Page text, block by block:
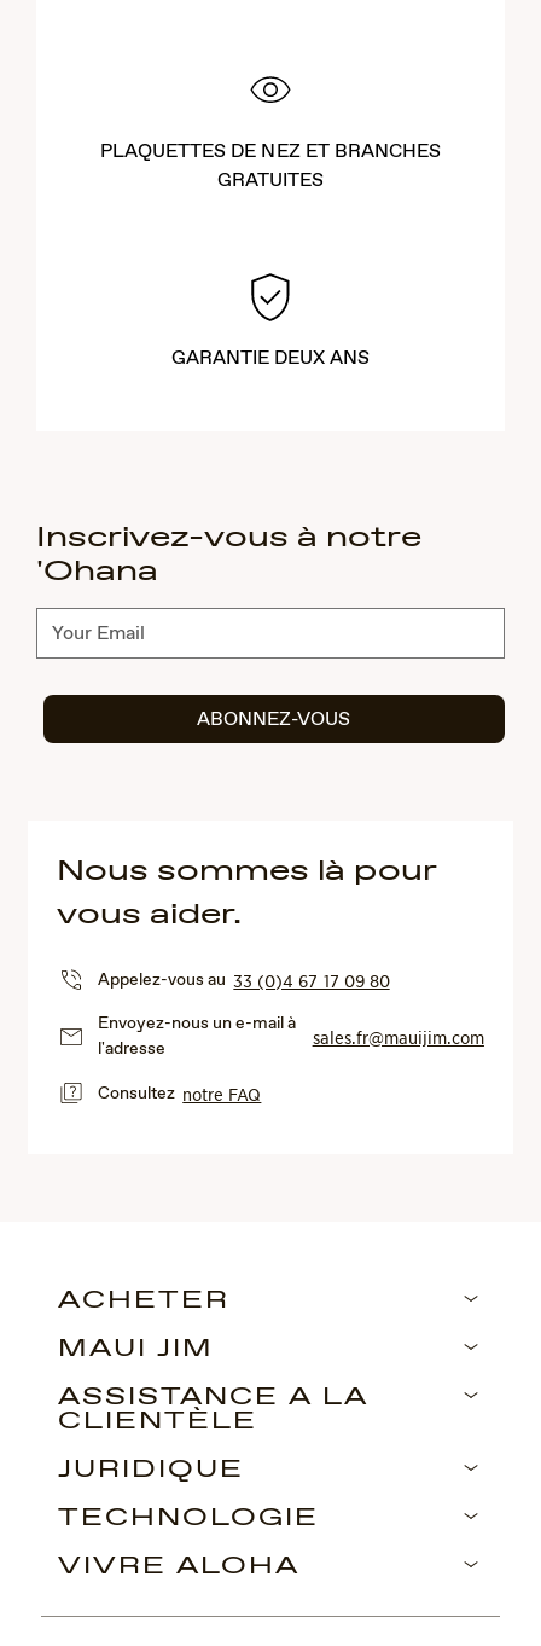
PLAQUETTES DE NEZ ET BRANCHES
GRATUITES
GARANTIE DEUX ANS
Inscrivez-vous à notre
'Ohana
Abonnez-
vous
ABONNEZ-VOUS
Nous sommes là pour
vous aider.
Appelez-vous au33 (0)4 67 17 09 80
Envoyez-nous un e-mail à
l'adresse
sales.fr@mauijim.com
Consultez notre FAQ
ACHETER
MAUI JIM
ASSISTANCE À LA
CLIENTÈLE
JURIDIQUE
TECHNOLOGIE
VIVRE ALOHA